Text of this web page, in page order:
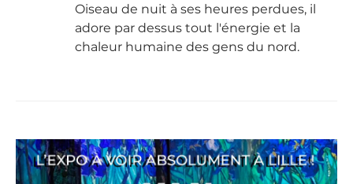
Oiseau de nuit à ses heures perdues, il
adore par dessus tout l'énergie et la
chaleur humaine des gens du nord.